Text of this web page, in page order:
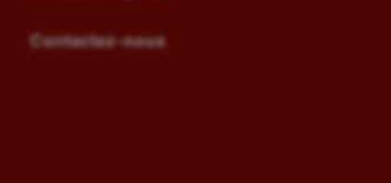
Contactez-nous